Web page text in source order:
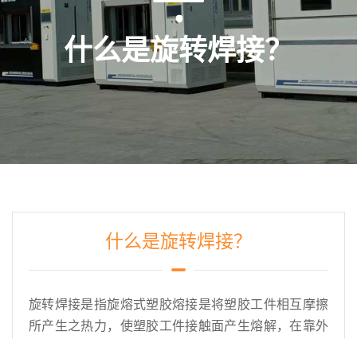
什么是旋转焊接？
什么是旋转焊接？
旋转焊接是指旋熔式塑胶熔接是将塑胶工件相互摩擦
所产生之热力，使塑胶工件接触面产生熔解，在靠外